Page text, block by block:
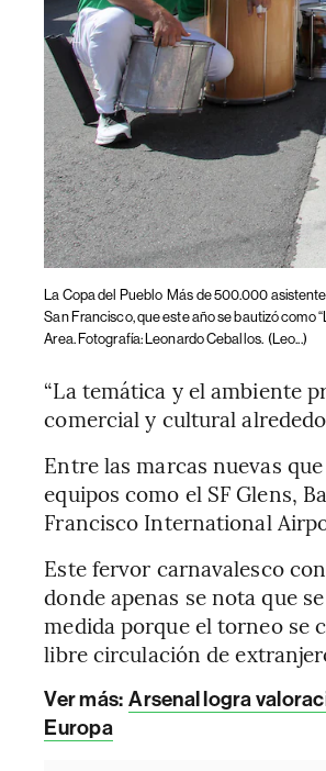
La Copa del Pueblo Más de 500.000
San Francisco, que este año se bautizó como
Area. Fotografía: Leonardo Ceballos. (Leo...)
“La temática y el ambiente
comercial y cultural
Entre las marcas nuevas
equipos como el SF Glens,
Francisco International
Este fervor carnavalesco
donde apenas se nota que
medida porque el torneo se
libre circulación de
Ver más: Arsenal logra
Europa